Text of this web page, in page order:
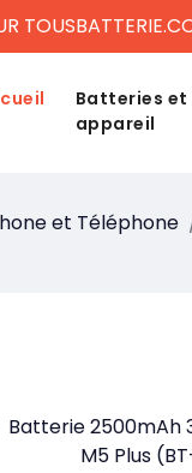
Batteries et
appareil
et Téléphone